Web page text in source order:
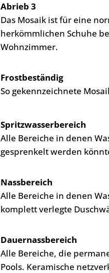
Abrieb 3
Das Mosaik ist für eine
herkömmlichen Schuhe
Wohnzimmer.
Frostbeständig
So gekennzeichnete
Spritzwasserbereich
Alle Bereiche in denen
gesprenkelt werden
Nassbereich
Alle Bereiche in denen
komplett verlegte
Dauernassbereich
Alle Bereiche, die
Pools. Keramische